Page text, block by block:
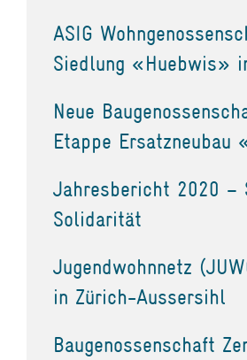
ASIG
Siedlung «Huebwis»
Neue
Etappe Ersatzneubau
Jahresbericht 2020 –
Solidarität
Jugendwohnnetz
in Zürich-Aussersihl
Baugenossenschaft